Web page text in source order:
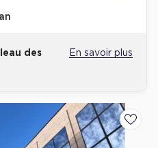
des
En savoir plus